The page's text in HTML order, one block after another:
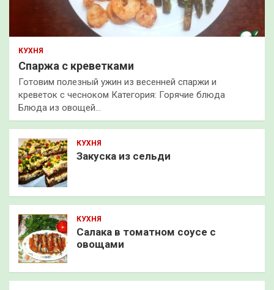
КУХНЯ
Спаржа с креветками
Готовим полезный ужин из весенней спаржи и
креветок с чесноком Категория: Горячие блюда
Блюда из овощей…
КУХНЯ
Закуска из сельди
КУХНЯ
Салака в томатном соусе с
овощами